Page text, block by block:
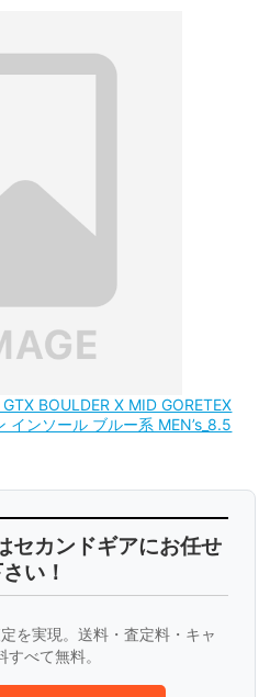
BOULDER X MID GORETEX
インソール ブルー系 MEN’s_8.5
セカンドギアにお任せ
い！
を実現。送料・査定料・キャ
すべて無料。